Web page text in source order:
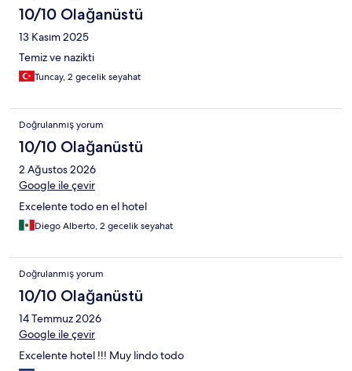
10/10 Olağanüstü
13 Kasım 2025
Temiz ve nazikti
Tuncay, 2 gecelik seyahat
Doğrulanmış yorum
10/10 Olağanüstü
2 Ağustos 2026
Google ile çevir
Excelente todo en el hotel
Diego Alberto, 2 gecelik seyahat
Doğrulanmış yorum
10/10 Olağanüstü
14 Temmuz 2026
Google ile çevir
Excelente hotel !!! Muy lindo todo